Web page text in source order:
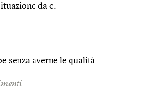
da o.
senza averne le qualità